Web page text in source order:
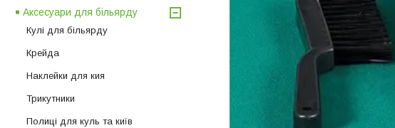
Аксесуари для більярду
Кулі для більярду
Крейда
Наклейки для кия
Трикутники
Полиці для куль та київ